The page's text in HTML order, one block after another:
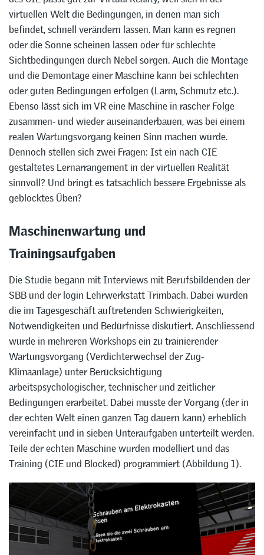
virtuellen Welt die Bedingungen, in denen man sich
befindet, schnell verändern lassen. Man kann es regnen
oder die Sonne scheinen lassen oder für schlechte
Sichtbedingungen durch Nebel sorgen. Auch die Montage
und die Demontage einer Maschine kann bei schlechten
oder guten Bedingungen erfolgen (Lärm, Schmutz etc.).
Ebenso lässt sich im VR eine Maschine in rascher Folge
zusammen- und wieder auseinanderbauen, was bei einem
realen Wartungsvorgang keinen Sinn machen würde.
Dennoch stellen sich zwei Fragen: Ist ein nach CIE
gestaltetes Lernarrangement in der virtuellen Realität
sinnvoll? Und bringt es tatsächlich bessere Ergebnisse als
geblocktes Üben?
Maschinenwartung und
Trainingsaufgaben
Die Studie begann mit Interviews mit Berufsbildenden der
SBB und der login Lehrwerkstatt Trimbach. Dabei wurden
die im Tagesgeschäft auftretenden Schwierigkeiten,
Notwendigkeiten und Bedürfnisse diskutiert. Anschliessend
wurde in mehreren Workshops ein zu trainierender
Wartungsvorgang (Verdichterwechsel der Zug-
Klimaanlage) unter Berücksichtigung
arbeitspsychologischer, technischer und zeitlicher
Bedingungen erarbeitet. Dabei musste der Vorgang (der in
der echten Welt einen ganzen Tag dauern kann) erheblich
vereinfacht und in sieben Unteraufgaben unterteilt werden.
Teile der echten Maschine wurden modelliert und das
Training (CIE und Blocked) programmiert (Abbildung 1).